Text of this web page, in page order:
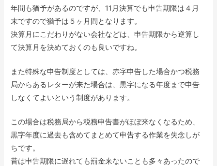
年間も猶予があるのですが、11月決算でも申告期限は４月
末ですので猶予は５ヶ月間となります。
決算月にこだわりがない会社などは、申告期限から逆算し
て決算月を決めておくのも良いですね。
また特殊な申告制度としては、赤字申告した場合かつ税務
局からあるレターが来た場合は、黒字になる年度まで申告
しなくてよいという制度があります。
この場合は税務局から税務申告書がほぼ来なくなるため、
黒字年度に過去も含めてまとめて申告する作業を失念しが
ちです。
昔は申告期限に遅れても罰金来ないことも多々あったので